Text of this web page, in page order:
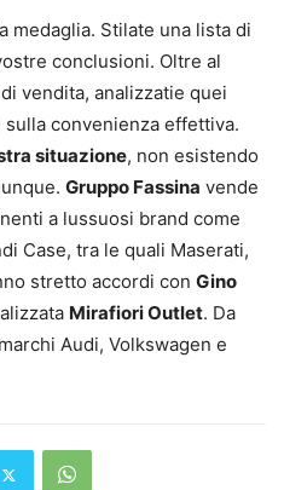
medaglia. Stilate una lista di
conclusioni. Oltre al
vendita, analizzatie quei
convenienza effettiva.
situazione, non esistendo
Gruppo Fassina vende
a lussuosi brand come
Case, tra le quali Maserati,
stretto accordi con Gino
Mirafiori Outlet. Da
Audi, Volkswagen e